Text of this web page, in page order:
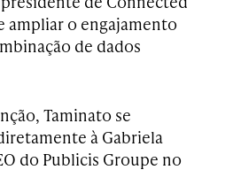
ampliar o engajamento
de dados
Taminato se
à Gabriela
do Publicis Groupe no